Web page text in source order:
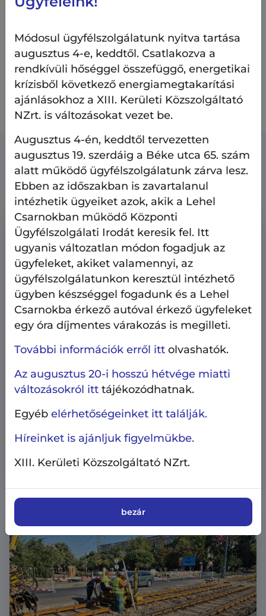
A XIII. Kerületi Önkormányzat AngyalZÖLD 3.0
stratégiájárólITT olvashattovábbi részleteket.
Amennyiben észrevétele, kérdése van,itt
megteheti.
Kapcsolódó tartalmak
Ilyen volt - ilyen lett Közterületek, parkolás
kerítése
Módosul ügyfélszolgálatunk nyitva tartása
augusztus 4-e, keddtől. Csatlakozva a
rendkívüli hőséggel összefüggő, energetikai
krízisből következő energiamegtakarítási
ajánlásokhoz a XIII. Kerületi Közszolgáltató
NZrt. is változásokat vezet be.
Augusztus 4-én, keddtől tervezetten
augusztus 19. szerdáig a Béke utca 65. szám
alatt működő ügyfélszolgálatunk zárva lesz.
Ebben az időszakban is zavartalanul
intézhetik ügyeiket azok, akik a Lehel
Csarnokban működő Központi
Ügyfélszolgálati Irodát keresik fel. Itt
ugyanis változatlan módon fogadjuk az
ügyfeleket, akiket valamennyi, az
ügyfélszolgálatunkon keresztül intézhető
ügyben készséggel fogadunk és a Lehel
Csarnokba érkező autóval érkező ügyfeleket
egy óra díjmentes várakozás is megilleti.
További információk erről ittolvashatók.
Az augusztus 20-i hosszú hétvége miatti
változásokról itttájékozódhatnak.
Egyéb elérhetőségeinket itt találják.
Híreinket is ajánljuk figyelmükbe.
XIII. Kerületi Közszolgáltató NZrt.
bezár